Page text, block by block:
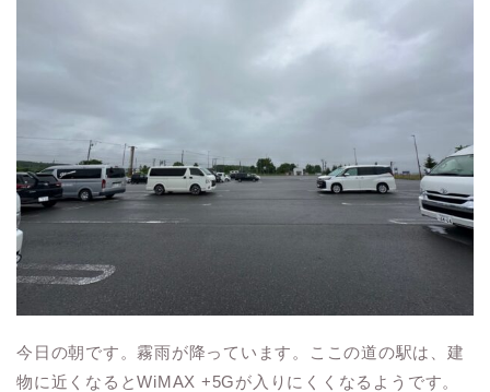
今日の朝です。霧雨が降っています。ここの道の駅は、建
物に近くなるとWiMAX +5Gが入りにくくなるようです。